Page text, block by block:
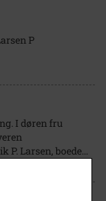
P
I døren fru
Larsen, boede...